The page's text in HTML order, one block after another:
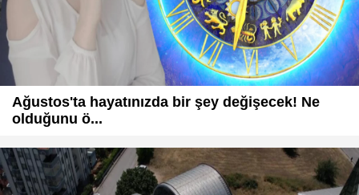
Ağustos'ta hayatınızda bir şey değişecek! Ne
olduğunu ö...